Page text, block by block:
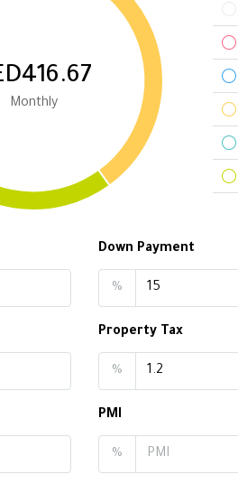
Monthly
Down Payment
%
Property Tax
%
PMI
%